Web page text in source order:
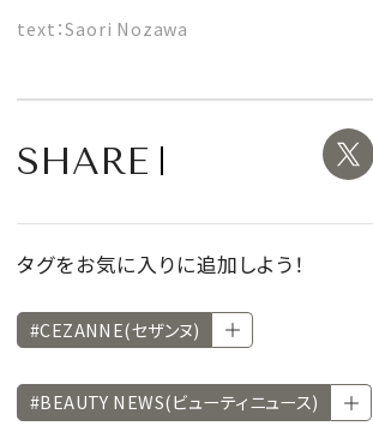
text：Saori Nozawa
SHARE
タグをお気に入りに追加しよう！
#CEZANNE(セザンヌ)
#BEAUTY NEWS(ビューティニュース)